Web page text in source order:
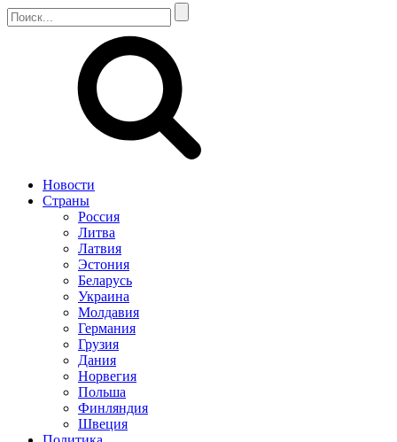
Новости
Страны
Россия
Литва
Латвия
Эстония
Беларусь
Украина
Молдавия
Германия
Грузия
Дания
Норвегия
Польша
Финляндия
Швеция